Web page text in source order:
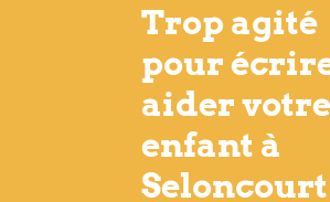
Trop agité
pour
aider votre
enfant à
Seloncourt